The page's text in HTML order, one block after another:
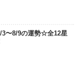
3〜8/9の運勢☆全12星